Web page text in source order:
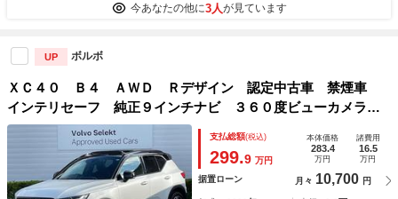
今あなたの他に3人が見ています
UP ボルボ
ＸＣ４０ Ｂ４ ＡＷＤ Ｒデザイン 認定中古車 禁煙車
インテリセーフ 純正９インチナビ ３６０度ビューカメラ
ステアリングヒーター シートヒーター メモリーシート パ
ワーテールゲート ＡｐｐｌｅＣａｒＰｌａｙ Ａｎｄｒｏｉ
ｄＡｕｔｏ
支払総額(税込)
299.9 万円
本体価格
283.4
万円
諸費用
16.5
万円
据置ローン 月々 10,700 円